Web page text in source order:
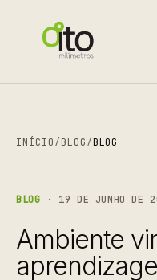
INÍCIO/BLOG/BLOG
BLOG · 19 DE JUNHO DE
Ambiente